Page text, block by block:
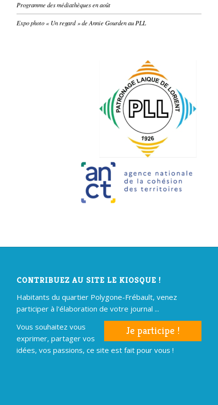
Programme des médiathèques en août
Expo photo « Un regard » de Annie Gourden au PLL
CONTRIBUEZ AU SITE LE KIOSQUE !
Habitants du quartier Polygone-Frébault, venez
participer à l'élaboration de votre journal ...
Je participe !
Vous souhaitez vous
exprimer, partager vos
idées, vos passions, ce site est fait pour vous !